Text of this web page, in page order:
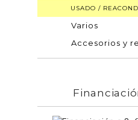
USADO /
Varios
Accesorios y